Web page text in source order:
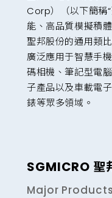
Corp）（以下簡稱
能、高品質模擬積
聖邦股份的通用類
廣泛應用于智慧手
碼相機、筆記型電
子產品以及車載電
錶等眾多領域。
SGMICRO 聖
Major Products